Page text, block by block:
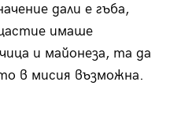
дали е гъба,
имаше
и майонеза, та да
в мисия възможна.